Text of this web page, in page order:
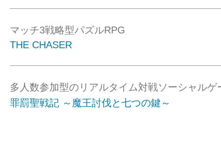
マッチ3戦略型パズルRPG
THE CHASER
多人数参加型のリアルタイム対戦ソーシャルゲ
罪罰聖戦記 ～魔王討伐と七つの鍵～